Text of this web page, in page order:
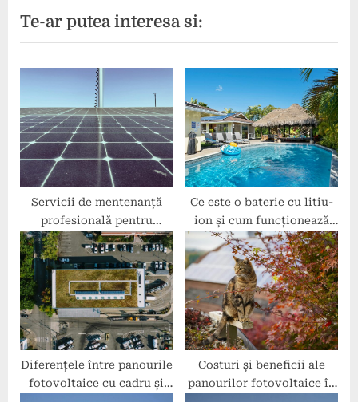
i
o
u
P
o
s
t
:
t
P
o
t
:
Te-ar putea interesa si:
Servicii de mentenanță
profesională pentru
panouri fotovoltaice
Ce este o baterie cu litiu-
ion și cum funcționează
pentru panourile
fotovoltaice?
Diferențele între panourile
fotovoltaice cu cadru și
Costuri și beneficii ale
panourilor fotovoltaice în